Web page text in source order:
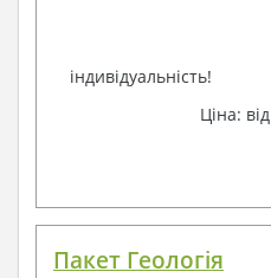
індивідуальність!
Ціна: від
Пакет Геологія